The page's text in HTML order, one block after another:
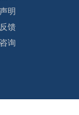
明
馈
询